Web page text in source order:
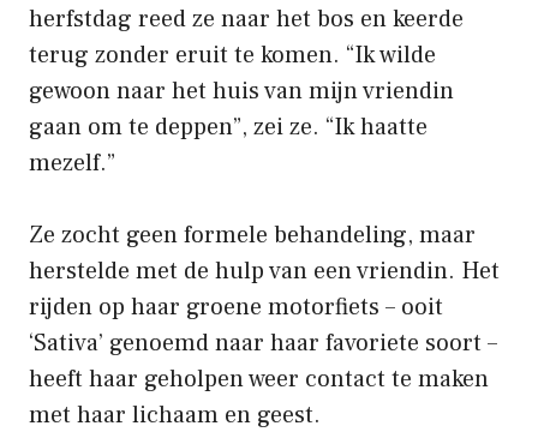
herfstdag reed ze naar het bos en keerde
terug zonder eruit te komen. “Ik wilde
gewoon naar het huis van mijn vriendin
gaan om te deppen”, zei ze. “Ik haatte
mezelf.”
Ze zocht geen formele behandeling, maar
herstelde met de hulp van een vriendin. Het
rijden op haar groene motorfiets – ooit
‘Sativa’ genoemd naar haar favoriete soort –
heeft haar geholpen weer contact te maken
met haar lichaam en geest.